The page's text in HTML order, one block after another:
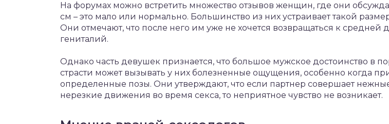
На форумах можно встретить множество отзывов женщин, где они
см – это мало или нормально. Большинство из них устраивает такой
Они отмечают, что после него им уже не хочется возвращаться к средней
гениталий.
Однако часть девушек признается, что большое мужское достоинство в
страсти может вызывать у них болезненные ощущения, особенно когда
определенные позы. Они утверждают, что если партнер совершает
нерезкие движения во время секса, то неприятное чувство не возникает.